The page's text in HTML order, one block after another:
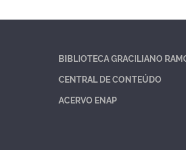
BIBLIOTECA GRACILIANO
CENTRAL DE CONTEÚDO
ACERVO ENAP